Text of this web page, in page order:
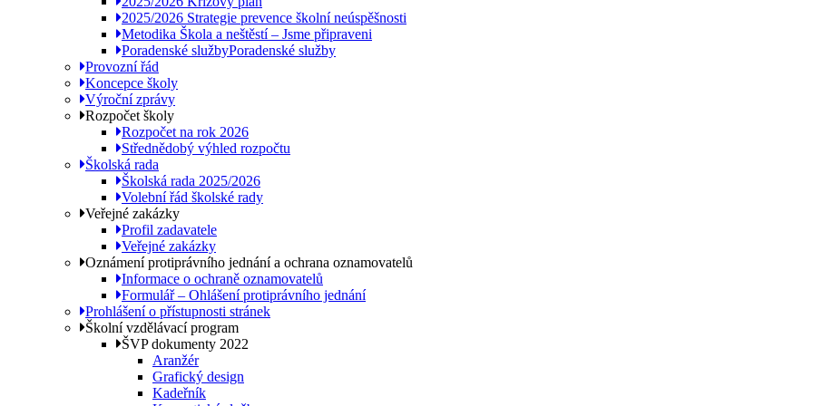
2025/2026 Strategie prevence školní neúspěšnosti
Metodika Škola a neštěstí – Jsme připraveni
Poradenské službyPoradenské služby
Provozní řád
Koncepce školy
Výroční zprávy
Rozpočet školy
Rozpočet na rok 2026
Střednědobý výhled rozpočtu
Školská rada
Školská rada 2025/2026
Volební řád školské rady
Veřejné zakázky
Profil zadavatele
Veřejné zakázky
Oznámení protiprávního jednání a ochrana oznamovatelů
Informace o ochraně oznamovatelů
Formulář – Ohlášení protiprávního jednání
Prohlášení o přístupnosti stránek
Školní vzdělávací program
ŠVP dokumenty 2022
Aranžér
Grafický design
Kadeřník